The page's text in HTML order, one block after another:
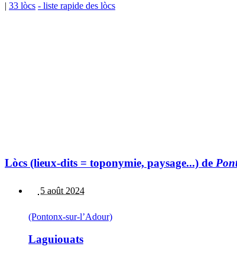
| 33 lòcs - liste rapide des lòcs
Lòcs (lieux-dits = toponymie, paysage...) de
5 août 2024
(Pontonx-sur-l’Adour)
Laguiouats